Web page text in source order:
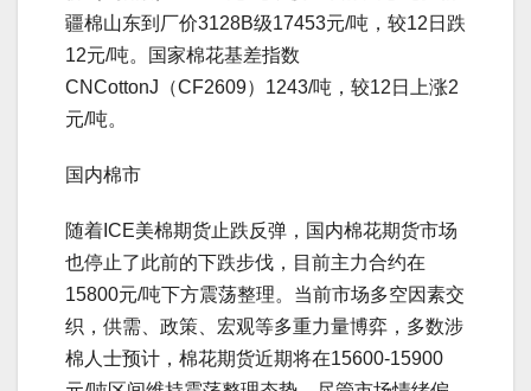
疆棉山东到厂价3128B级17453元/吨，较12日跌
12元/吨。国家棉花基差指数
CNCottonJ（CF2609）1243/吨，较12日上涨2
元/吨。
国内棉市
随着ICE美棉期货止跌反弹，国内棉花期货市场
也停止了此前的下跌步伐，目前主力合约在
15800元/吨下方震荡整理。当前市场多空因素交
织，供需、政策、宏观等多重力量博弈，多数涉
棉人士预计，棉花期货近期将在15600-15900